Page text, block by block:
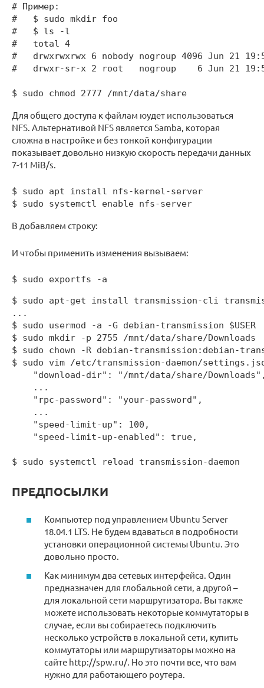
# Пример:
#   $ sudo mkdir foo
#   $ ls -l
#   total 4
#   drwxrwxrwx 6 nobody nogroup 4096 Jun 21
#   drwxr-sr-x 2 root   nogroup    6 Jun 21
$ sudo chmod 2777 /mnt/data/share
Для общего доступа к файлам юудет использоваться
NFS. Альтернативой NFS является Samba, которая
сложна в настройке и без тонкой конфигурации
показывает довольно низкую скорость передачи данных
7-11 MiB/s.
$ sudo apt install nfs-kernel-server
$ sudo systemctl enable nfs-server
В добавляем строку:
И чтобы применить изменения вызываем:
$ sudo exportfs -a
$ sudo apt-get install transmission-cli
...
$ sudo usermod -a -G debian-transmission $USER
$ sudo mkdir -p 2755 /mnt/data/share/Downloads
$ sudo chown -R debian-transmission:debian-
$ sudo vim /etc/transmission-daemon/
"download-dir": "/mnt/data/share/
    ...
    "rpc-password": "your-password",
    ...
    "speed-limit-up": 100,
    "speed-limit-up-enabled": true,
$ sudo systemctl reload transmission-daemon
ПРЕДПОСЫЛКИ
Компьютер под управлением Ubuntu Server
18.04.1 LTS. Не будем вдаваться в подробности
установки операционной системы Ubuntu. Это
довольно просто.
Как минимум два сетевых интерфейса. Один
предназначен для глобальной сети, а другой –
для локальной сети маршрутизатора. Вы также
можете использовать некоторые коммутаторы в
случае, если вы собираетесь подключить
несколько устройств в локальной сети, купить
коммутаторы или маршрутизаторы можно на
сайте http://spw.ru/. Но это почти все, что вам
нужно для работающего роутера.